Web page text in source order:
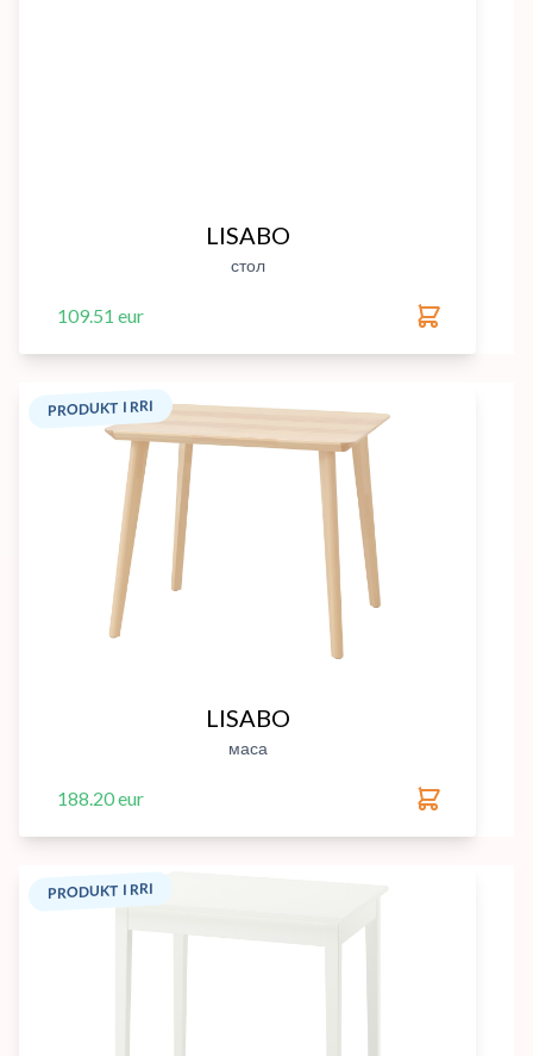
LISABO
стол
109.51 eur
PRODUKT I RRI
LISABO
маса
188.20 eur
PRODUKT I RRI